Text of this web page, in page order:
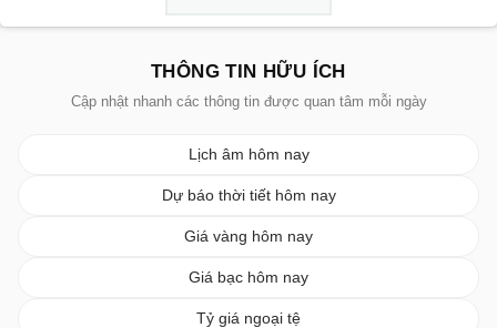
THÔNG TIN HỮU ÍCH
Cập nhật nhanh các thông tin được quan tâm mỗi ngày
Lịch âm hôm nay
Dự báo thời tiết hôm nay
Giá vàng hôm nay
Giá bạc hôm nay
Tỷ giá ngoại tệ